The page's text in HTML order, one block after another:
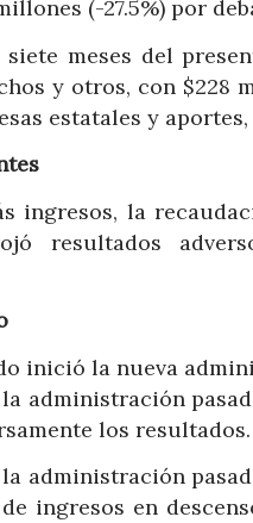
(-27.5%) por
meses del
y otros, con $228
estatales y
ingresos, la
resultados
inició la nueva
administración
los resultados.
administración
ingresos en